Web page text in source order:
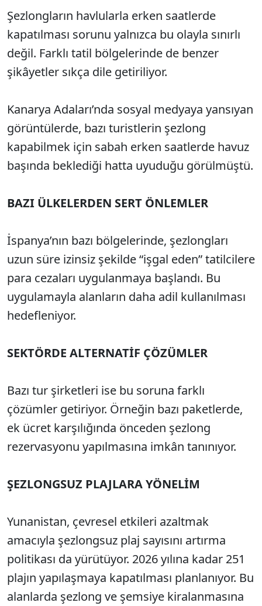
Şezlongların havlularla erken saatlerde
kapatılması sorunu yalnızca bu olayla sınırlı
değil. Farklı tatil bölgelerinde de benzer
şikâyetler sıkça dile getiriliyor.
Kanarya Adaları’nda sosyal medyaya yansıyan
görüntülerde, bazı turistlerin şezlong
kapabilmek için sabah erken saatlerde havuz
başında beklediği hatta uyuduğu görülmüştü.
BAZI ÜLKELERDEN SERT ÖNLEMLER
İspanya’nın bazı bölgelerinde, şezlongları
uzun süre izinsiz şekilde “işgal eden” tatilcilere
para cezaları uygulanmaya başlandı. Bu
uygulamayla alanların daha adil kullanılması
hedefleniyor.
SEKTÖRDE ALTERNATİF ÇÖZÜMLER
Bazı tur şirketleri ise bu soruna farklı
çözümler getiriyor. Örneğin bazı paketlerde,
ek ücret karşılığında önceden şezlong
rezervasyonu yapılmasına imkân tanınıyor.
ŞEZLONGSUZ PLAJLARA YÖNELİM
Yunanistan, çevresel etkileri azaltmak
amacıyla şezlongsuz plaj sayısını artırma
politikası da yürütüyor. 2026 yılına kadar 251
plajın yapılaşmaya kapatılması planlanıyor. Bu
alanlarda şezlong ve şemsiye kiralanmasına